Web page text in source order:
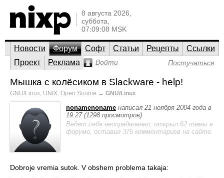
8 августа 2026,
суббота,
07:09:08 MSK
Новости Форум Софт Статьи Рецепты
Ссылки
Проект
Реклама Войти Постучаться
Мышка с колёсиком в Slackware - help!
GNU/Linux, UNIX, Open Source → GNU/Linux
nonamenoname написал 21 ноября 2004 года в
19:27 (1298 просмотров)
Ведет себя неопределенно; открыл 62 темы в
форуме, оставил 375 комментариев на сайте.
Dobroje vremia sutok. V obshem problema takaja: